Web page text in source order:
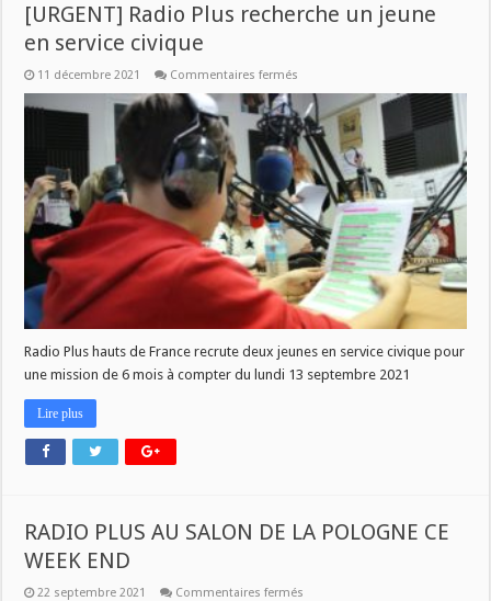
[URGENT] Radio Plus recherche un jeune
en service civique
11 décembre 2021 Commentaires fermés
Radio
Plus
recherche
un
jeune
en
service
civique
Radio Plus hauts de France recrute deux jeunes en service civique pour
une mission de 6 mois à compter du lundi 13 septembre 2021
Lire plus
RADIO PLUS AU SALON DE LA POLOGNE CE
WEEK END
22 septembre 2021 Commentaires fermés